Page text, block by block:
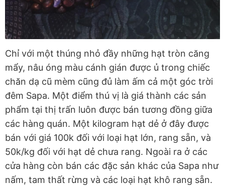
Chỉ với một thúng nhỏ đầy những hạt tròn căng
mẩy, nâu óng màu cánh gián được ủ trong chiếc
chăn dạ cũ mèm cũng đủ làm ấm cả một góc trời
đêm Sapa. Một điểm thú vị là giá thành các sản
phẩm tại thị trấn luôn được bán tương đồng giữa
các hàng quán. Một kilogram hạt dẻ ở đây được
bán với giá 100k đối với loại hạt lớn, rang sẵn, và
50k/kg đối với hạt dẻ chưa rang. Ngoài ra ở các
cửa hàng còn bán các đặc sản khác của Sapa như
nấm, tam thất rừng và các loại hạt khô rang sẵn.